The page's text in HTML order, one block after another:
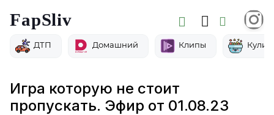
FapSliv
ДТП Домашний Клипы
Игра которую не стоит
пропускать. Эфир от 01.08.23